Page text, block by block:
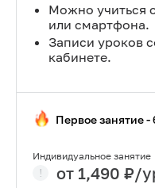
Можно учиться
или смартфона.
Записи уроков
кабинете.
Первое занятие -
Индивидуальное занятие
от 1,490 ₽/